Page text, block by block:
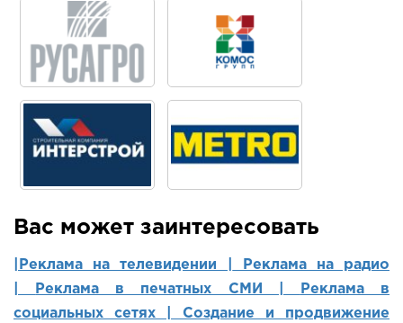
Вас может заинтересовать
|Реклама на телевидении |
Реклама на радио
Реклама в печатных СМИ |
Реклама в
социальных сетях | Создание и продвижение